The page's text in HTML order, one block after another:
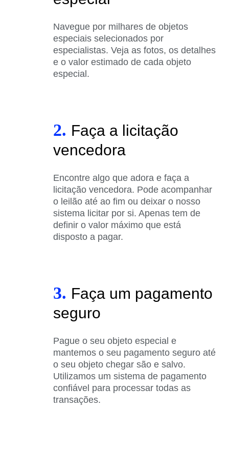
Navegue por milhares de objetos
especiais selecionados por
especialistas. Veja as fotos, os detalhes
e o valor estimado de cada objeto
especial.
2. Faça a licitação
vencedora
Encontre algo que adora e faça a
licitação vencedora. Pode acompanhar
o leilão até ao fim ou deixar o nosso
sistema licitar por si. Apenas tem de
definir o valor máximo que está
disposto a pagar.
3. Faça um pagamento
seguro
Pague o seu objeto especial e
mantemos o seu pagamento seguro até
o seu objeto chegar são e salvo.
Utilizamos um sistema de pagamento
confiável para processar todas as
transações.